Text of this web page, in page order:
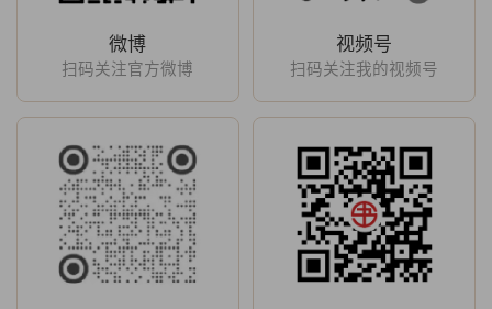
微博
扫码关注官方微博
视频号
扫码关注我的视频号